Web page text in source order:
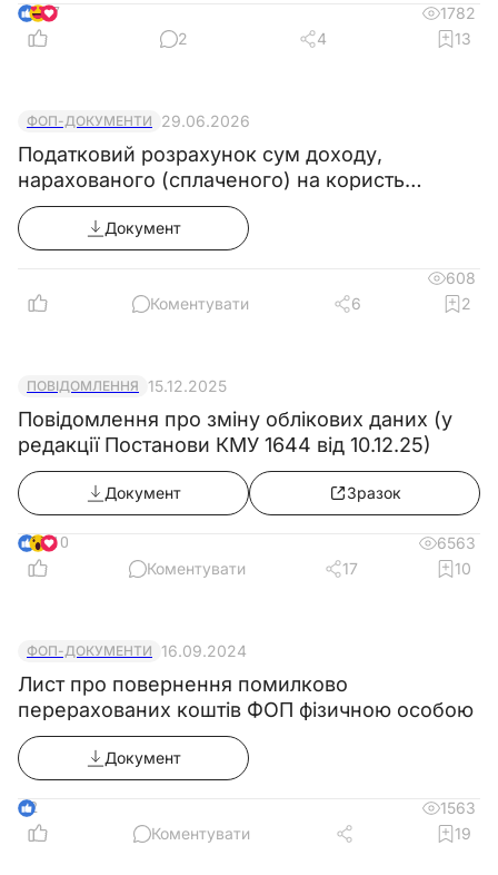
7
1782
2
4 13
ФОП-ДОКУМЕНТИ 29.06.2026
Податковий розрахунок сум доходу,
нарахованого (сплаченого) на користь
платників податків - ФО, і сум утриманого з
них податку, а також сум нарахованого ЄВ
для податкових агентів, які є ФОП та або
профдіяльність
Документ
608
Коментувати
6 2
ПОВІДОМЛЕННЯ 15.12.2025
Повідомлення про зміну облікових даних (у
редакції Постанови КМУ 1644 від 10.12.25)
Документ Зразок
10
6563
Коментувати
17 10
ФОП-ДОКУМЕНТИ 16.09.2024
Лист про повернення помилково
перерахованих коштів ФОП фізичною особою
Документ
2
1563
Коментувати
19